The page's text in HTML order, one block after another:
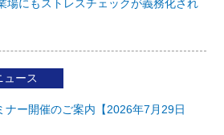
場にもストレスチェックが義務化され
ュース
ナー開催のご案内【2026年7月29日